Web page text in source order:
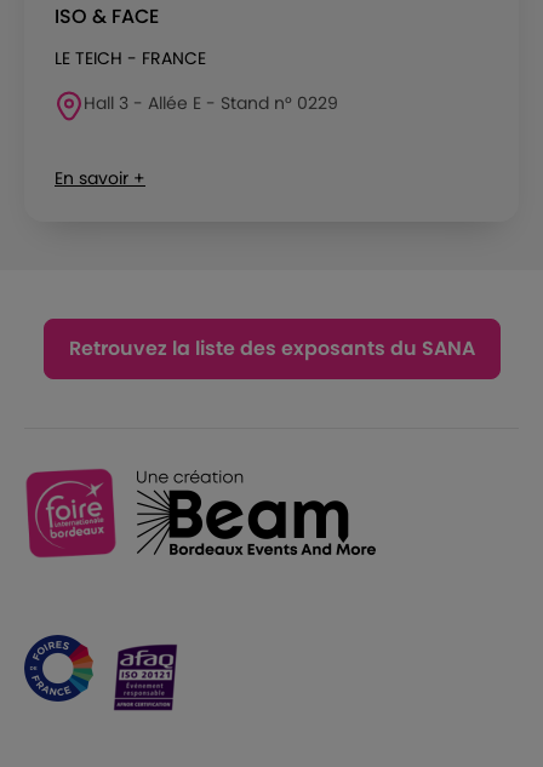
ISO & FACE
LE TEICH - FRANCE
Hall 3 - Allée E - Stand n° 0229
En savoir +
Retrouvez la liste des exposants du SANA